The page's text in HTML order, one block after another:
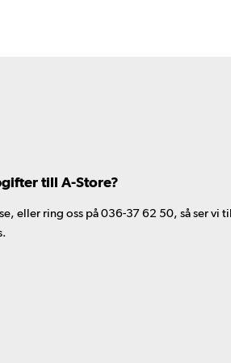
till A-Store?
eller ring oss på 036-37 62 50, så ser vi till